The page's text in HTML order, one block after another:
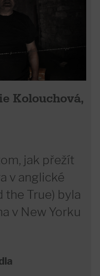
Kolouchová,
jak přežít
v anglické
the True) byla
v New Yorku